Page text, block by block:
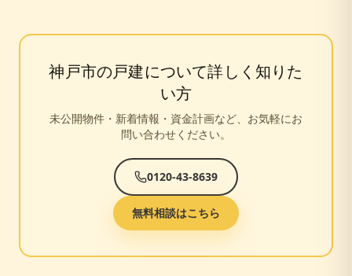
神戸市の戸建について詳しく知りた
い方
未公開物件・新着情報・資金計画など、お気軽にお
問い合わせください。
0120-43-8639
無料相談はこちら